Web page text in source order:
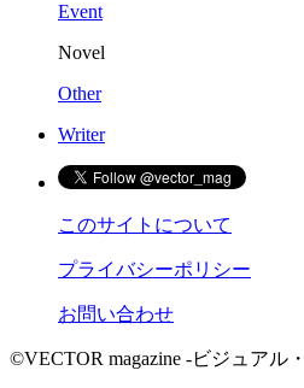
Event
Novel
Other
Writer
このサイトについて
プライバシーポリシー
お問い合わせ
©VECTOR magazine -ビジュアル